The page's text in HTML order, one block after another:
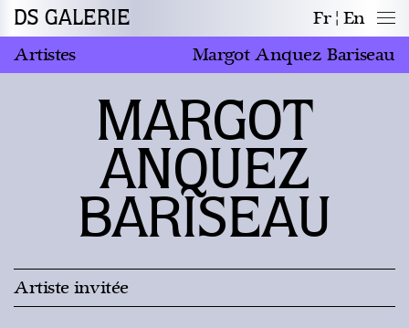
DS GALERIE Fr
En
Artistes
Margot Anquez Bariseau
Artiste invitée
MARGOT
ANQUEZ
BARISEAU